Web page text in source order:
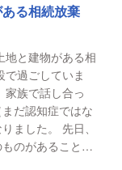
る相続放棄
地と建物がある相
過ごしていま
家族で話し合っ
だ認知症ではな
ました。 先日、
のがあることが